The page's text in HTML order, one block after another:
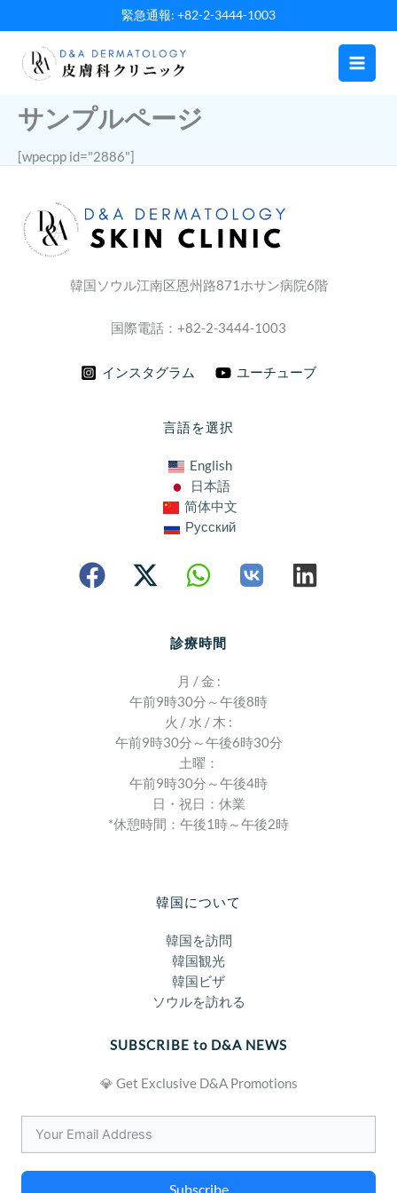
容
緊急通報: +82-2-3444-1003
サンプルページ
[wpecpp id="2886"]
韓国ソウル江南区恩州路871ホサン病院6階
国際電話：+82-2-3444-1003
インスタグラム ユーチューブ
言語を選択
English
日本語
简体中文
Русский
診療時間
月 / 金 :
午前9時30分～午後8時
火 / 水 / 木 :
午前9時30分～午後6時30分
土曜：
午前9時30分～午後4時
日・祝日：休業
*休憩時間：午後1時～午後2時
韓国について
韓国を訪問
韓国観光
韓国ビザ
ソウルを訪れる
SUBSCRIBE to D&A NEWS
💎 Get Exclusive D&A Promotions
Subscribe